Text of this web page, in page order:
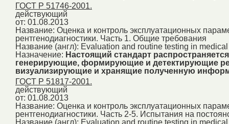
ГОСТ Р 51746-2001.
действующий
от: 01.08.2013
Название: Оценка и контроль эксплуатационных
рентгенодиагностики. Часть 1. Общие требования
Название (англ): Evaluation and routine testing in
Назначение: Настоящий стандарт
генерирующие, формирующие и детектирующие
визуализирующие и хранящие полученную
ГОСТ Р 51817-2001.
действующий
от: 01.08.2013
Название: Оценка и контроль эксплуатационных
рентгенодиагностики. Часть 2-5. Испытания на
Название (англ): Evaluation and routine testing in